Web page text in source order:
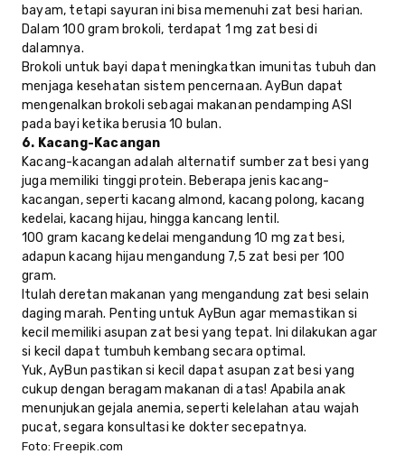
bayam, tetapi sayuran ini bisa memenuhi zat besi harian.
Dalam 100 gram brokoli, terdapat 1 mg zat besi di
dalamnya.
Brokoli untuk bayi dapat meningkatkan imunitas tubuh dan
menjaga kesehatan sistem pencernaan. AyBun dapat
mengenalkan brokoli sebagai makanan pendamping ASI
pada bayi ketika berusia 10 bulan.
6. Kacang-Kacangan
Kacang-kacangan adalah alternatif sumber zat besi yang
juga memiliki tinggi protein. Beberapa jenis kacang-
kacangan, seperti kacang almond, kacang polong, kacang
kedelai, kacang hijau, hingga kancang lentil.
100 gram kacang kedelai mengandung 10 mg zat besi,
adapun kacang hijau mengandung 7,5 zat besi per 100
gram.
Itulah deretan makanan yang mengandung zat besi selain
daging marah. Penting untuk AyBun agar memastikan si
kecil memiliki asupan zat besi yang tepat. Ini dilakukan agar
si kecil dapat tumbuh kembang secara optimal.
Yuk, AyBun pastikan si kecil dapat asupan zat besi yang
cukup dengan beragam makanan di atas! Apabila anak
menunjukan gejala anemia, seperti kelelahan atau wajah
pucat, segara konsultasi ke dokter secepatnya.
Foto: Freepik.com